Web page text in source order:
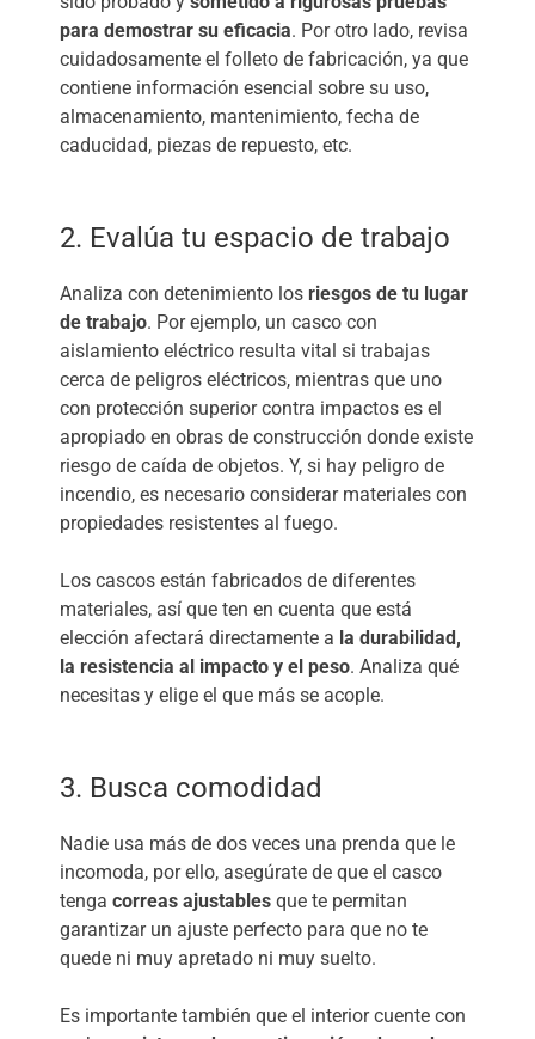
para demostrar su eficacia. Por otro lado, revisa
cuidadosamente el folleto de fabricación, ya que
contiene información esencial sobre su uso,
almacenamiento, mantenimiento, fecha de
caducidad, piezas de repuesto, etc.
2. Evalúa tu espacio de trabajo
Analiza con detenimiento los riesgos de tu lugar
de trabajo. Por ejemplo, un casco con
aislamiento eléctrico resulta vital si trabajas
cerca de peligros eléctricos, mientras que uno
con protección superior contra impactos es el
apropiado en obras de construcción donde existe
riesgo de caída de objetos. Y, si hay peligro de
incendio, es necesario considerar materiales con
propiedades resistentes al fuego.
Los cascos están fabricados de diferentes
materiales, así que ten en cuenta que está
elección afectará directamente a la durabilidad,
la resistencia al impacto y el peso. Analiza qué
necesitas y elige el que más se acople.
3. Busca comodidad
Nadie usa más de dos veces una prenda que le
incomoda, por ello, asegúrate de que el casco
tenga correas ajustables que te permitan
garantizar un ajuste perfecto para que no te
quede ni muy apretado ni muy suelto.
Es importante también que el interior cuente con